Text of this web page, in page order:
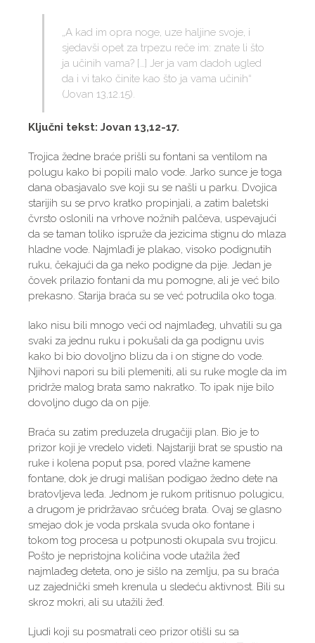
„A kad im opra noge, uze haljine svoje, i
sjedavši opet za trpezu reče im: znate li što
ja učinih vama? […] Jer ja vam dadoh ugled
da i vi tako činite kao što ja vama učinih“
(Jovan 13,12.15).
Ključni tekst: Jovan 13,12-17.
Trojica žedne braće prišli su fontani sa ventilom na
polugu kako bi popili malo vode. Jarko sunce je toga
dana obasjavalo sve koji su se našli u parku. Dvojica
starijih su se prvo kratko propinjali, a zatim baletski
čvrsto oslonili na vrhove nožnih palčeva, uspevajući
da se taman toliko ispruže da jezicima stignu do mlaza
hladne vode. Najmlađi je plakao, visoko podignutih
ruku, čekajući da ga neko podigne da pije. Jedan je
čovek prilazio fontani da mu pomogne, ali je već bilo
prekasno. Starija braća su se već potrudila oko toga.
Iako nisu bili mnogo veći od najmlađeg, uhvatili su ga
svaki za jednu ruku i pokušali da ga podignu uvis
kako bi bio dovoljno blizu da i on stigne do vode.
Njihovi napori su bili plemeniti, ali su ruke mogle da im
pridrže malog brata samo nakratko. To ipak nije bilo
dovoljno dugo da on pije.
Braća su zatim preduzela drugačiji plan. Bio je to
prizor koji je vredelo videti. Najstariji brat se spustio na
ruke i kolena poput psa, pored vlažne kamene
fontane, dok je drugi mališan podigao žedno dete na
bratovljeva leđa. Jednom je rukom pritisnuo polugicu,
a drugom je pridržavao srčućeg brata. Ovaj se glasno
smejao dok je voda prskala svuda oko fontane i
tokom tog procesa u potpunosti okupala svu trojicu.
Pošto je nepristojna količina vode utažila žeđ
najmlađeg deteta, ono je sišlo na zemlju, pa su braća
uz zajednički smeh krenula u sledeću aktivnost. Bili su
skroz mokri, ali su utažili žeđ.
Ljudi koji su posmatrali ceo prizor otišli su sa